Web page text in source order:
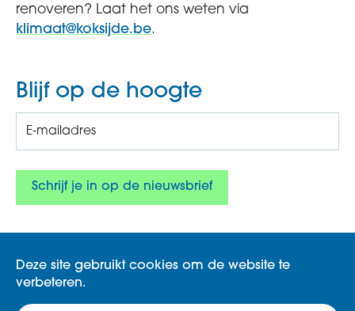
renoveren? Laat het ons weten via
klimaat@koksijde.be.
Blijf op de hoogte
Deze site gebruikt cookies om de website te
verbeteren.